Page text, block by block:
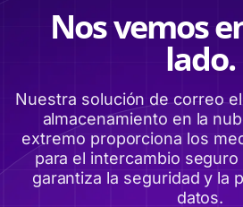
Nos vemos
lado.
Nuestra solución de correo
almacenamiento en la
extremo proporciona los
para el intercambio
garantiza la seguridad y la
datos.